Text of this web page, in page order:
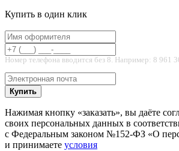
Купить в один клик
Номер телефона вводится без 8. Например: 8 961
Купить
Нажимая кнопку «заказать», вы даёте
своих персональных данных в
с Федеральным законом №152-ФЗ «О
и принимаете условия